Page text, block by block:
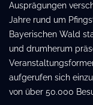
Ausprägungen
Jahre rund um
Bayerischen Wald
und drumherum
aufgerufen sich
von über 50.000